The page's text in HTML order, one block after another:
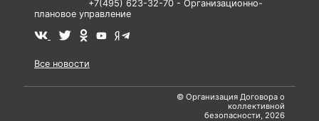
+7(495) 623-32-70 - Организационно-
плановое управление
Все новости
© Организация Договора о
коллективной
безопасности, 2026